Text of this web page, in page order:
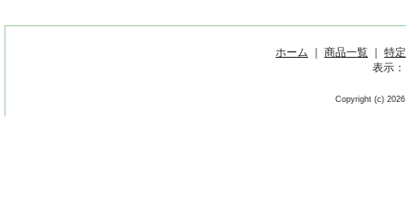
ホーム ｜ 商品一覧 ｜
特
表示：
Copyright (c)